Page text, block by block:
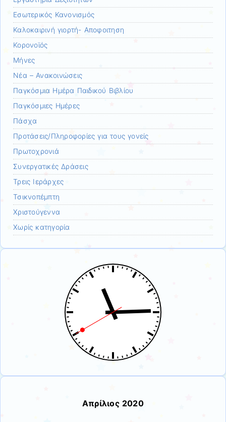
Εσωτερικός Κανονισμός
Καλοκαιρινή γιορτή- Αποφοιτηση
Κορονοϊός
Μήνες
Νέα – Ανακοινώσεις
Παγκόσμια Ημέρα Παιδικού Βιβλίου
Παγκόσμιες Ημέρες
Πάσχα
Προτάσεις/Πληροφορίες για τους γονείς
Πρωτοχρονιά
Συνεργατικές Δράσεις
Τρεις Ιεράρχες
Τσικνοπέμπτη
Χριστούγεννα
Χωρίς κατηγορία
Απρίλιος 2020